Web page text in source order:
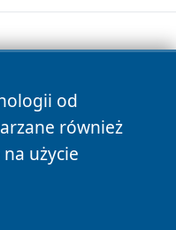
od
również
użycie